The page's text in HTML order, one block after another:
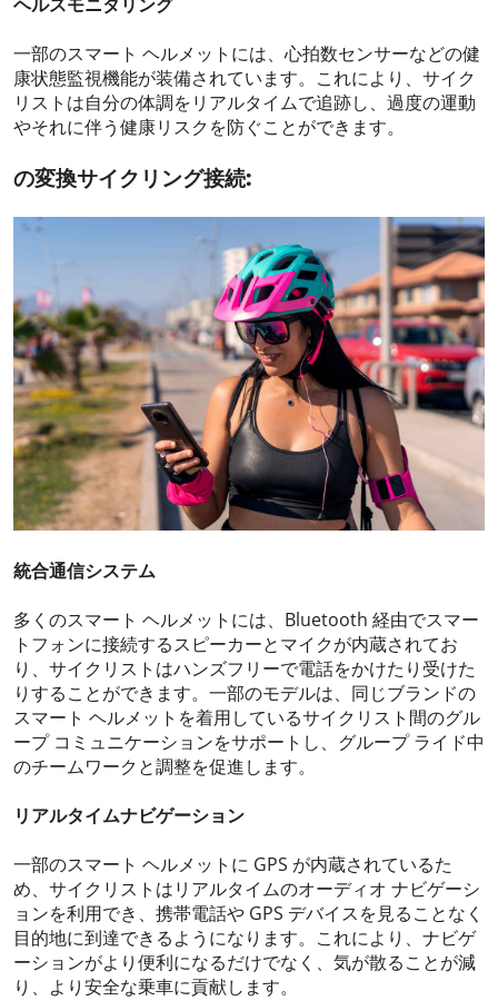
一部のスマート ヘルメットには、心拍数センサーなどの健
康状態監視機能が装備されています。これにより、サイク
リストは自分の体調をリアルタイムで追跡し、過度の運動
やそれに伴う健康リスクを防ぐことができます。
の変換サイクリング接続:
統合通信システム
多くのスマート ヘルメットには、Bluetooth 経由でスマー
トフォンに接続するスピーカーとマイクが内蔵されてお
り、サイクリストはハンズフリーで電話をかけたり受けた
りすることができます。一部のモデルは、同じブランドの
スマート ヘルメットを着用しているサイクリスト間のグル
ープ コミュニケーションをサポートし、グループ ライド中
のチームワークと調整を促進します。
リアルタイムナビゲーション
一部のスマート ヘルメットに GPS が内蔵されているた
め、サイクリストはリアルタイムのオーディオ ナビゲーシ
ョンを利用でき、携帯電話や GPS デバイスを見ることなく
目的地に到達できるようになります。これにより、ナビゲ
ーションがより便利になるだけでなく、気が散ることが減
り、より安全な乗車に貢献します。